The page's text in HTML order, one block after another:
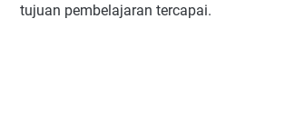
tujuan pembelajaran tercapai.